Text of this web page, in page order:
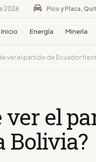
2026 Pico y Placa,
Inicio Energía Minería
ver el partido de Ecuador
ver el
Bolivia?